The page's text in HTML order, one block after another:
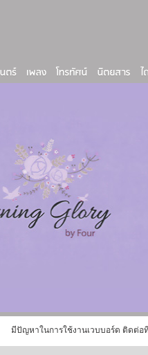
มีปัญหาในการใช้งานเวบบอร์ด ติดต่อ